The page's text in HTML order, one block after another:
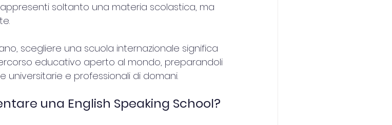
soltanto una materia scolastica, ma
scegliere una scuola internazionale significa
educativo aperto al mondo, preparandoli
universitarie e professionali di domani.
una English Speaking School?